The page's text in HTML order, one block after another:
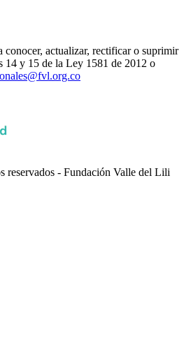
conocer, actualizar, rectificar o suprimir
14 y 15 de la Ley 1581 de 2012 o
reservados - Fundación Valle del Lili